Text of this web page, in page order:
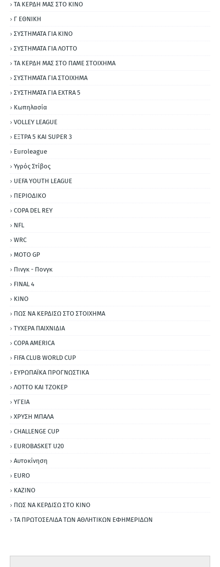
ΤΑ ΚΕΡΔΗ ΜΑΣ ΣΤΟ ΚΙΝΟ
Γ ΕΘΝΙΚΗ
ΣΥΣΤΗΜΑΤΑ ΓΙΑ ΚΙΝΟ
ΣΥΣΤΗΜΑΤΑ ΓΙΑ ΛΟΤΤΟ
ΤΑ ΚΕΡΔΗ ΜΑΣ ΣΤΟ ΠΑΜΕ ΣΤΟΙΧΗΜΑ
ΣΥΣΤΗΜΑΤΑ ΓΙΑ ΣΤΟΙΧΗΜΑ
ΣΥΣΤΗΜΑΤΑ ΓΙΑ ΕΧΤRΑ 5
Κωπηλασία
VOLLEY LEAGUE
ΕΞΤΡΑ 5 ΚΑΙ SUPER 3
Εuroleague
Υγρός Στίβος
UEFA YOUTH LEAGUE
ΠΕΡΙΟΔΙΚΟ
COPA DEL REY
NFL
WRC
MOTO GP
Πινγκ - Πονγκ
FINAL 4
ΚΙΝΟ
ΠΩΣ ΝΑ ΚΕΡΔΙΣΩ ΣΤΟ ΣΤΟΙΧΗΜΑ
ΤΥΧΕΡΑ ΠΑΙΧΝΙΔΙΑ
COPA AMERICA
FIFA CLUB WORLD CUP
ΕΥΡΩΠΑΪΚΑ ΠΡΟΓΝΩΣΤΙΚΑ
ΛΟΤΤΟ ΚΑΙ ΤΖΟΚΕΡ
ΥΓΕΙΑ
ΧΡΥΣΗ ΜΠΑΛΑ
CHALLENGE CUP
EUROBASKET U20
Αυτοκίνηση
ΕURO
ΚΑΖΙΝΟ
ΠΩΣ ΝΑ ΚΕΡΔΙΣΩ ΣΤΟ ΚΙΝΟ
ΤΑ ΠΡΩΤΟΣΕΛΙΔΑ ΤΩΝ ΑΘΛΗΤΙΚΩΝ ΕΦΗΜΕΡΙΔΩΝ